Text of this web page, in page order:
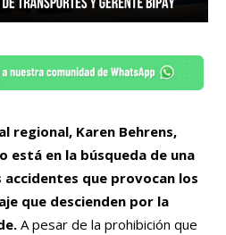
regional, Karen Behrens,
está en la búsqueda de una
que provocan los
que descienden por la
A pesar de la prohibición que